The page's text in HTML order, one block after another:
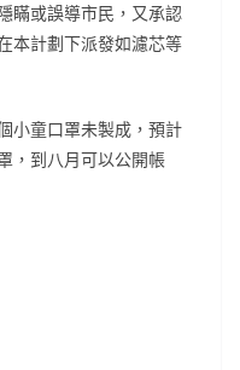
瞞或誤導市民，又承認
本計劃下派發如濾芯等
小童口罩未製成，預計
，到八月可以公開帳